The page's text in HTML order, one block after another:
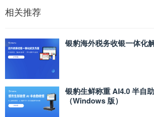
相关推荐
银豹海外税务收银一体化
银豹生鲜称重 AI4.0 半自
（Windows 版）